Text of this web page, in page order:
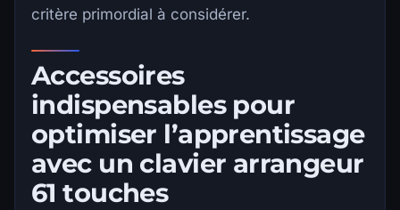
critère primordial à considérer.
Accessoires
indispensables pour
optimiser l’apprentissage
avec un clavier arrangeur
61 touches